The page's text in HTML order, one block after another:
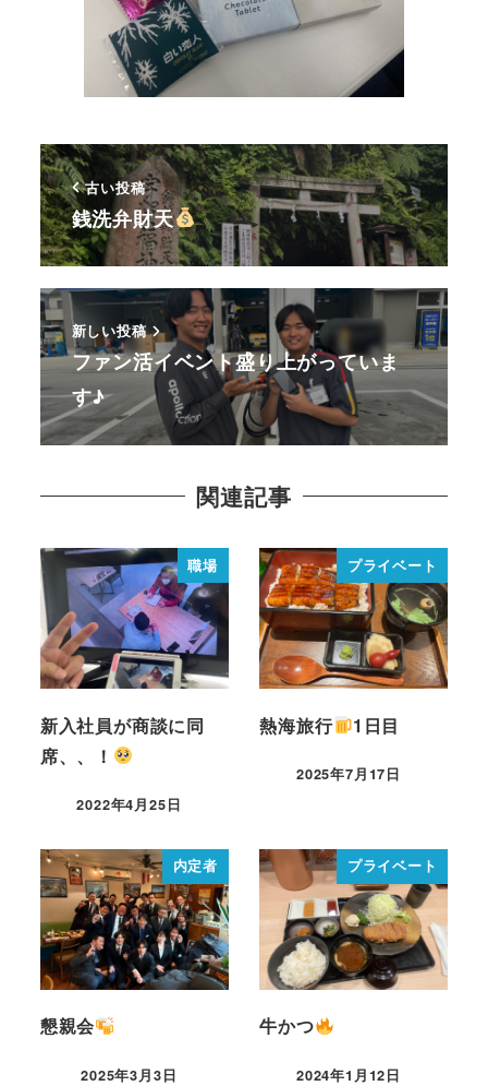
古い投稿
銭洗弁財天
新しい投稿
ファン活イベント盛り上がっていま
す♪
関連記事
職場
新入社員が商談に同
席、、！
2022年4月25日
プライベート
熱海旅行 1日目
2025年7月17日
内定者
懇親会
2025年3月3日
プライベート
牛かつ
2024年1月12日